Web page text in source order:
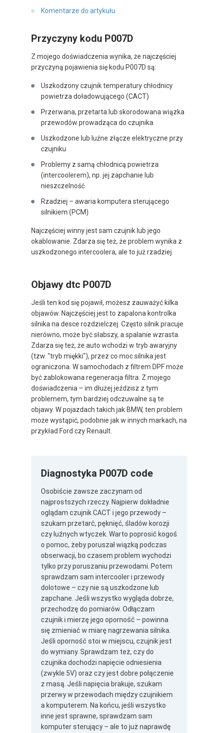
Komentarze do artykułu
Przyczyny kodu P007D
Z mojego doświadczenia wynika, że najczęściej
przyczyną pojawienia się kodu P007D są:
Uszkodzony czujnik temperatury chłodnicy
powietrza doładowującego (CACT)
Przerwana, przetarta lub skorodowana wiązka
przewodów prowadząca do czujnika
Uszkodzone lub luźne złącze elektryczne przy
czujniku
Problemy z samą chłodnicą powietrza
(intercoolerem), np. jej zapchanie lub
nieszczelność
Rzadziej – awaria komputera sterującego
silnikiem (PCM)
Najczęściej winny jest sam czujnik lub jego
okablowanie. Zdarza się też, że problem wynika z
uszkodzonego intercoolera, ale to już rzadziej.
Objawy dtc P007D
Jeśli ten kod się pojawił, możesz zauważyć kilka
objawów. Najczęściej jest to zapalona kontrolka
silnika na desce rozdzielczej. Często silnik pracuje
nierówno, może być słabszy, a spalanie wzrasta.
Zdarza się też, że auto wchodzi w tryb awaryjny
(tzw. "tryb miękki"), przez co moc silnika jest
ograniczona. W samochodach z filtrem DPF może
być zablokowana regeneracja filtra. Z mojego
doświadczenia – im dłużej jeździsz z tym
problemem, tym bardziej odczuwalne są te
objawy. W pojazdach takich jak BMW, ten problem
może wystąpić, podobnie jak w innych markach, na
przykład Ford czy Renault.
Diagnostyka P007D code
Osobiście zawsze zaczynam od
najprostszych rzeczy. Najpierw dokładnie
oglądam czujnik CACT i jego przewody –
szukam przetarć, pęknięć, śladów korozji
czy luźnych wtyczek. Warto poprosić kogoś
o pomoc, żeby poruszał wiązką podczas
obserwacji, bo czasem problem wychodzi
tylko przy poruszaniu przewodami. Potem
sprawdzam sam intercooler i przewody
dolotowe – czy nie są uszkodzone lub
zapchane. Jeśli wszystko wygląda dobrze,
przechodzę do pomiarów. Odłączam
czujnik i mierzę jego oporność – powinna
się zmieniać w miarę nagrzewania silnika.
Jeśli oporność stoi w miejscu, czujnik jest
do wymiany. Sprawdzam też, czy do
czujnika dochodzi napięcie odniesienia
(zwykle 5V) oraz czy jest dobre połączenie
z masą. Jeśli napięcia brakuje, szukam
przerwy w przewodach między czujnikiem
a komputerem. Na końcu, jeśli wszystko
inne jest sprawne, sprawdzam sam
komputer sterujący – ale to już naprawdę